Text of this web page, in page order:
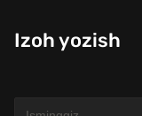
Izoh yozish